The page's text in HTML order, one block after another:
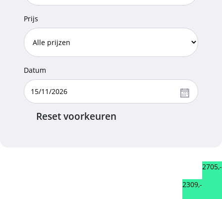
Prijs
Datum
Reset voorkeuren
2309,-
2705,-